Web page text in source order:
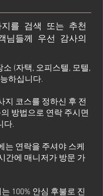
를 검색 또는 추천
님들께 우선 감사의
(자택, 오피스텔, 모텔,
하십니다.
지 코스를 정하신 후 전
방법으로 연락 주시면
다.
는 연락을 주셔야 스케
간에 매니저가 방문 가
100% 안심 후불로 진